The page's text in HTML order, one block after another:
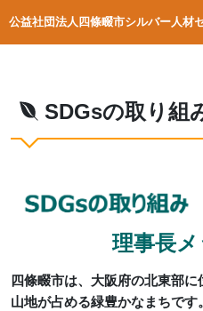
公益社団法人四條畷市シルバー人材
SDGsの取り組
理事長
四條畷市は、大阪府の北東部
山地が占める緑豊かなまちで